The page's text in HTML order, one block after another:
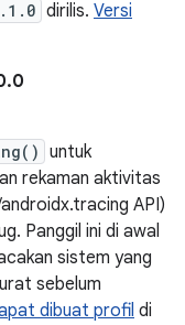
dirilis. Versi
untuk
rekaman aktivitas
API)
Panggil ini di awal
sistem yang
sebelum
dibuat profil di